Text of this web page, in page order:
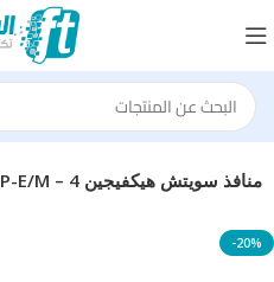
DS-3E0106MP-E/M – 4 منافذ سويتش هيكفيجين
-20%